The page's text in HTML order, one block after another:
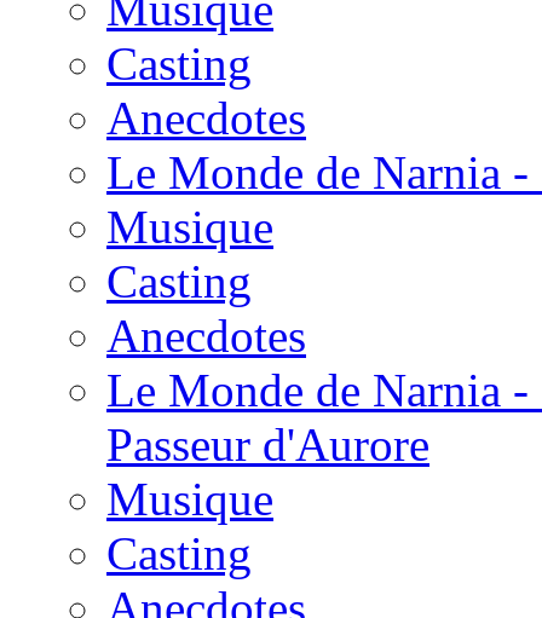
Casting
Anecdotes
Le Monde de Narnia
Musique
Casting
Anecdotes
Le Monde de Narnia
Passeur d'Aurore
Musique
Casting